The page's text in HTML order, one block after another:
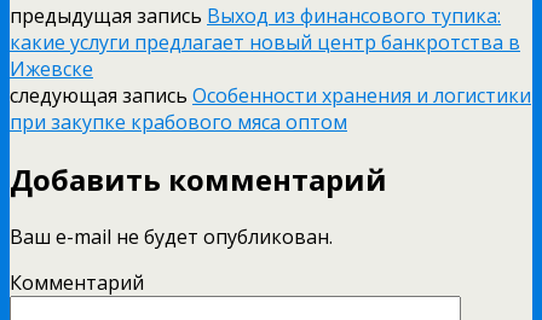
предыдущая запись Выход из финансового тупика:
какие услуги предлагает новый центр банкротства в
Ижевске
следующая запись Особенности хранения и логистики
при закупке крабового мяса оптом
Добавить комментарий
Ваш e-mail не будет опубликован.
Комментарий